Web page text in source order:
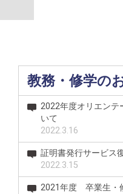
教務・修学の
2022年度オリエンテ
いて
2022.3.16
証明書発行サービス
2022.3.15
2021年度 卒業生・